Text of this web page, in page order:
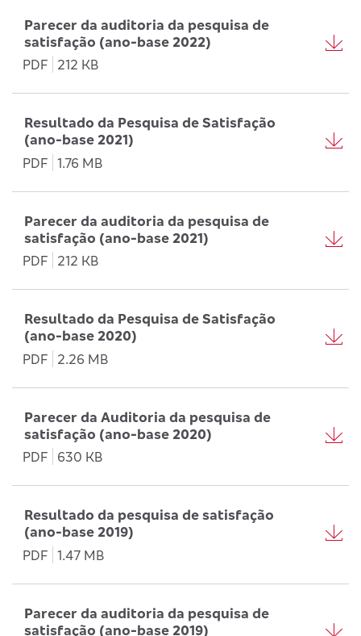
Parecer da auditoria da pesquisa de
satisfação (ano-base 2022)
PDF
212 KB
Resultado da Pesquisa de Satisfação
(ano-base 2021)
PDF 1.76 MB
Parecer da auditoria da pesquisa de
satisfação (ano-base 2021)
PDF
212 KB
Resultado da Pesquisa de Satisfação
(ano-base 2020)
PDF
2.26 MB
Parecer da Auditoria da pesquisa de
satisfação (ano-base 2020)
PDF
630 KB
Resultado da pesquisa de satisfação
(ano-base 2019)
PDF 1.47 MB
Parecer da auditoria da pesquisa de
satisfação (ano-base 2019)